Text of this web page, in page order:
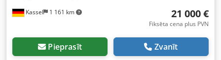
Kassel 1 161 km 21 000 €
Fiksēta cena plus PVN
Pieprasīt Zvanīt